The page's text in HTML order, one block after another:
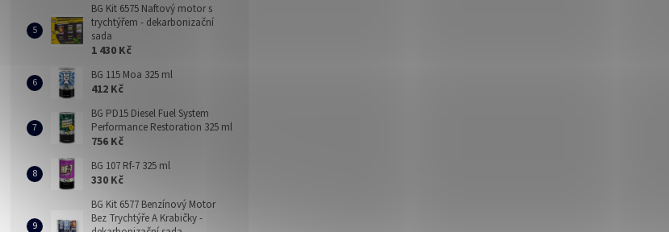
BG Kit 6575 Naftový motor s
trychtýřem - dekarbonizační
sada
1 430 Kč
BG 115 Moa 325 ml
412 Kč
BG PD15 Diesel Fuel System
Performance Restoration 325 ml
756 Kč
BG 107 Rf-7 325 ml
330 Kč
BG Kit 6577 Benzínový Motor
Bez Trychtýře A Krabičky -